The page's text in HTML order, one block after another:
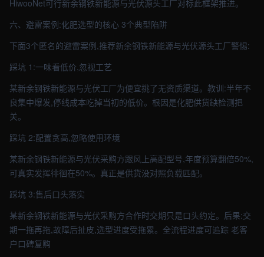
HiwooNet可行新余钢铁新能源与光伏源头工厂对标此框架推进。
六、避雷案例:化肥选型的核心 3个典型陷阱
下面3个匿名的避雷案例,推荐新余钢铁新能源与光伏源头工厂警惕:
踩坑 1:一味看低价,忽视工艺
某新余钢铁新能源与光伏工厂为便宜挑了无资质渠道。教训:半年不
良集中爆发,停线成本吃掉当初的低价。根因是化肥供货缺检测把
关。
踩坑 2:配置贪高,忽略使用环境
某新余钢铁新能源与光伏采购方跟风上高配型号,年度预算翻倍50%,
可真实发挥徘徊在50%。真正是供货没对照负载匹配。
踩坑 3:售后口头落实
某新余钢铁新能源与光伏采购方合作时交期只是口头约定。后果:交
期一拖再拖,故障后扯皮,选型进度受拖累。全流程进度可追踪 老客
户口碑复购